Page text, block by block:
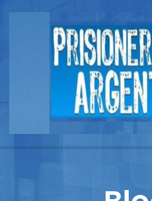
Buscador
Documentos